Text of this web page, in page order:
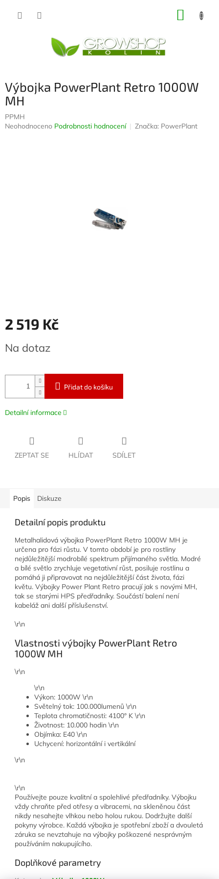
Výbojka PowerPlant Retro 1000W
MH
PPMH
Průměrné
Neohodnoceno Podrobnosti hodnocení Značka: PowerPlant
2 519 Kč
cena:
Na dotaz
Přidat do košíku
Detailní informace
ZEPTAT SE HLÍDAT SDÍLET
Popis Diskuze
Detailní popis produktu
Metalhalidová výbojka PowerPlant Retro 1000W MH je
určena pro fázi růstu. V tomto období je pro rostliny
nejdůležitější modrobílé spektrum přijímaného světla. Modré
a bílé světlo zrychluje vegetativní růst, posiluje rostlinu a
pomáhá ji připravovat na nejdůležitější část života, fázi
květu. Výbojky Power Plant Retro pracují jak s novými MH,
tak se starými HPS předřadníky. Součástí balení není
kabeláž ani další příslušenství.
\r\n
Vlastnosti výbojky PowerPlant Retro
1000W MH
\r\n
\r\n
Výkon: 1000W \r\n
Světelný tok: 100.000lumenů \r\n
Teplota chromatičnosti: 4100° K \r\n
Životnost: 10.000 hodin \r\n
Objímka: E40 \r\n
Uchycení: horizontální i vertikální
\r\n
\r\n
Používejte pouze kvalitní a spolehlivé předřadníky. Výbojku
vždy chraňte před otřesy a vibracemi, na skleněnou část
nikdy nesahejte vlhkou nebo holou rukou. Dodržujte další
pokyny výrobce. Každá výbojka je spotřební zboží a dvouletá
záruka se nevztahuje na výbojky poškozené nesprávným
používáním nakupujícího.
Doplňkové parametry